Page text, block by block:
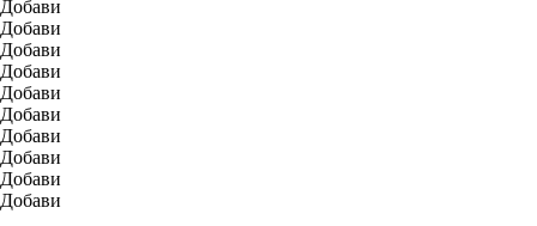
Добави
Добави
Добави
Добави
Добави
Добави
Добави
Добави
Добави
Добави